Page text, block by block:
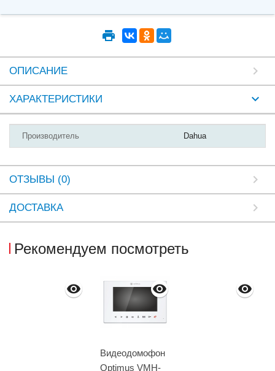
ОПИСАНИЕ
ХАРАКТЕРИСТИКИ
Производитель Dahua
ОТЗЫВЫ (0)
ДОСТАВКА
Рекомендуем посмотреть
Видеодомофон
Optimus VMH-